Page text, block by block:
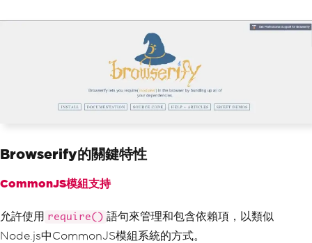
Browserify的關鍵特性
CommonJS模組支持
允許使用 require() 語句來管理和包含依賴項，以類似
Node.js中CommonJS模組系統的方式。